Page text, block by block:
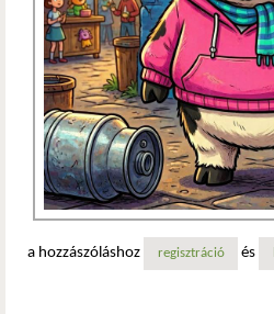
a hozzászóláshoz regisztráció és